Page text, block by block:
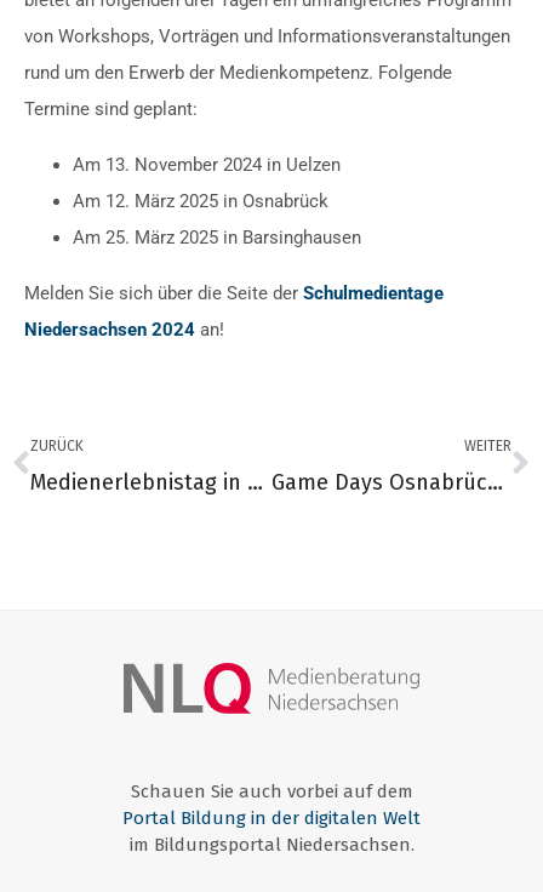
von Workshops, Vorträgen und Informationsveranstaltungen
rund um den Erwerb der Medienkompetenz. Folgende
Termine sind geplant:
Am 13. November 2024 in Uelzen
Am 12. März 2025 in Osnabrück
Am 25. März 2025 in Barsinghausen
Melden Sie sich über die Seite der Schulmedientage
Niedersachsen 2024 an!
ZURÜCK
Medienerlebnistag in Salzgitter-Thiede
WEITER
Game Days Osnabrück 2024
Schauen Sie auch vorbei auf dem
Portal Bildung in der digitalen Welt
im Bildungsportal Niedersachsen.